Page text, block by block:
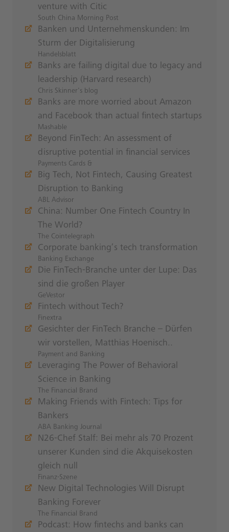
venture with Citic
South China Morning Post
Banken und Unternehmenskunden: Im
Sturm der Digitalisierung
Handelsblatt
Banks are failing digital due to legacy and
leadership (Harvard research)
Chris Skinner's blog
Banks are more worried about Amazon
and Facebook than actual fintech startups
Mashable
Beyond FinTech: An assessment of
disruptive potential in financial services
Payments Cards &
Big Tech, Not Fintech, Causing Greatest
Disruption to Banking
ABL Advisor
China: Number One Fintech Country In
The World?
The Cointelegraph
Corporate banking’s tech transformation
Banking Exchange
Die FinTech-Branche unter der Lupe: Das
sind die großen Player
GeVestor
Fintech without Tech?
Finextra
Gesichter der FinTech Branche – Dürfen
wir vorstellen, Matthias Hoenisch..
Payment and Banking
Leveraging The Power of Behavioral
Science in Banking
The Financial Brand
Making Friends with Fintech: Tips for
Bankers
ABA Banking Journal
N26-Chef Stalf: Bei mehr als 70 Prozent
unserer Kunden sind die Akquisekosten
gleich null
Finanz-Szene
New Digital Technologies Will Disrupt
Banking Forever
The Financial Brand
Podcast: How fintechs and banks can